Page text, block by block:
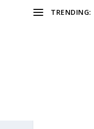
TRENDING: